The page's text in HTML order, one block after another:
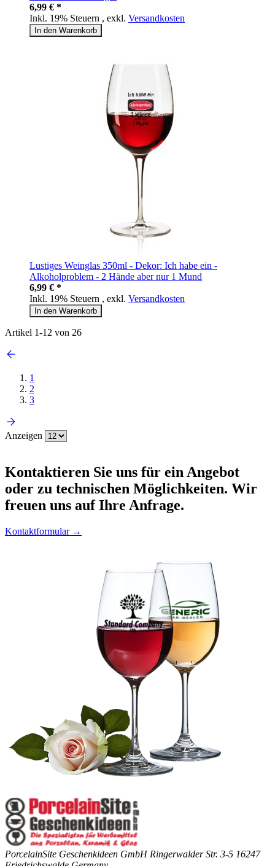
6,99 € *
Inkl. 19% Steuern , exkl. Versandkosten
In den Warenkorb
Lustiges Weinglas 350ml - Dekor: Ich habe ein -
Alkoholproblem - 2 Hände aber nur 1 Mund
6,99 € *
Inkl. 19% Steuern , exkl. Versandkosten
In den Warenkorb
Artikel 1-12 von 26
1
2
3
Anzeigen
Kontaktieren Sie uns für ein Angebot
oder zu technischen Möglichkeiten. Wir
freuen uns auf Ihre Anfrage.
Kontaktformular →
PorcelainSite Geschenkideen GmbH Ringerwalder Str. 3-5 16247